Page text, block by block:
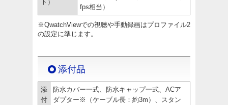
ト）
fps相当）
※QwatchViewでの視聴や手動録画はプロファイル2
の設定に準じます。
添付品
添
付
防水カバー一式、防水キャップ一式、ACア
ダプター※（ケーブル長：約3m）、スタン